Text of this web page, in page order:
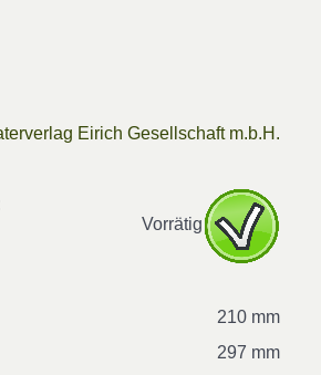
Eirich Gesellschaft m.b.H.
Vorrätig
210 mm
297 mm